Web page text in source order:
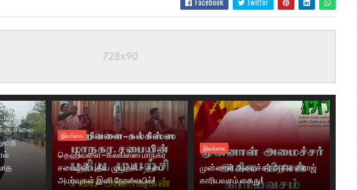
சிலை
இலங்கை
தெஹிவளை–கல்கிஸ்ஸ மாநகர
சபையின் புதிய முயற்சி – சபை
அமர்வுகள் இனி நேரலையில்!
இலங்கை
முன்னாள் அமைச்சர் அகில விராஜ்
காரியவசம் கைது!